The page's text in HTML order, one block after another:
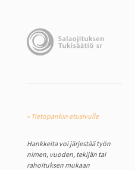
« Tietopankin etusivulle
Hankkeita voi järjestää työn
nimen, vuoden, tekijän tai
rahoituksen mukaan